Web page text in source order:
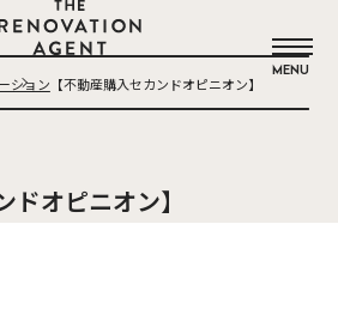
THE RENOVATION AGENT
MENU
ション 【不動産購入セカンドオピニオン】
ドオピニオン】